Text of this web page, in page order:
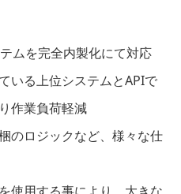
ムを完全内製化にて対応
いる上位システムとAPIで
作業負荷軽減
のロジックなど、様々な仕